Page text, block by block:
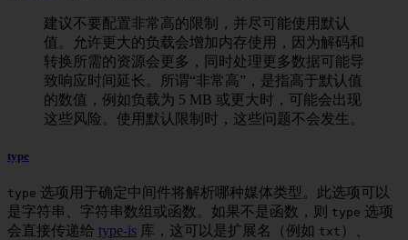
建议不要配置非常高的限制，并尽可能使用默认
值。允许更大的负载会增加内存使用，因为解码和
转换所需的资源会更多，同时处理更多数据可能导
致响应时间延长。所谓“非常高”，是指高于默认值
的数值，例如负载为 5 MB 或更大时，可能会出现
这些风险。使用默认限制时，这些问题不会发生。
type
type 选项用于确定中间件将解析哪种媒体类型。此选项可以
是字符串、字符串数组或函数。如果不是函数，则 type 选项
会直接传递给 type-is 库，这可以是扩展名（例如 txt ）、